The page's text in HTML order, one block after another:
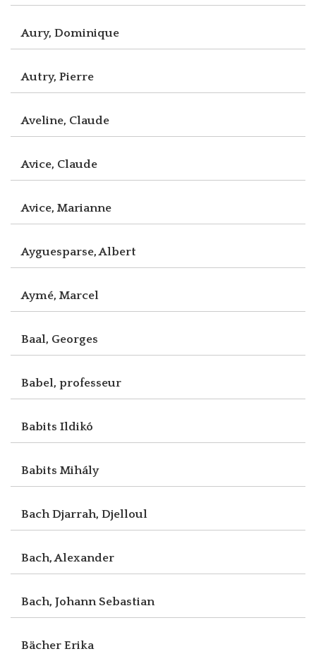
Aury, Dominique
Autry, Pierre
Aveline, Claude
Avice, Claude
Avice, Marianne
Ayguesparse, Albert
Aymé, Marcel
Baal, Georges
Babel, professeur
Babits Ildikó
Babits Mihály
Bach Djarrah, Djelloul
Bach, Alexander
Bach, Johann Sebastian
Bächer Erika